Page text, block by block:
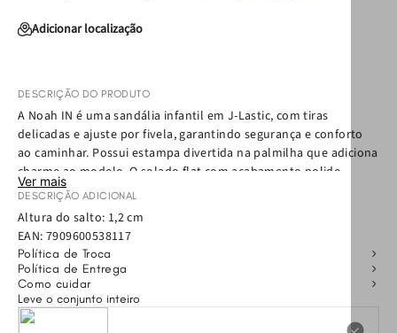
Adicionar localização
DESCRIÇÃO DO PRODUTO
A Noah IN é uma sandália infantil em J-Lastic, com tiras
delicadas e ajuste por fivela, garantindo segurança e conforto
ao caminhar. Possui estampa divertida na palmilha que adiciona
charme ao modelo. O solado flat com acabamento polido
oferece praticidade e versatilidade para brincadeiras e passeios.
Ver mais
DESCRIÇÃO ADICIONAL
Altura do salto: 1,2 cm
EAN: 7909600538117
Política de Troca
Política de Entrega
Como cuidar
Leve o conjunto inteiro